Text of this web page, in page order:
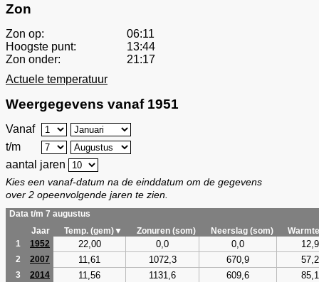
Zon
Zon op:
06:11
Hoogste punt:
13:44
Zon onder:
21:17
Actuele temperatuur
Weergegevens vanaf 1951
Vanaf
t/m
aantal jaren
Kies een vanaf-datum na de einddatum om de gegevens
over 2 opeenvolgende jaren te zien.
Data t/m 7 augustus
Jaar
Temp. (gem)▼ Zonuren (som) Neerslag (som)
1
1952 22,00 0,0 0,0 12,9
2 2007 11,61 1072,3 670,9 57,2
3 2014 11,56 1131,6 609,6 85,1